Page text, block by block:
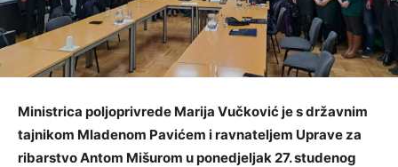
Ministrica poljoprivrede Marija Vučković je s državnim
tajnikom Mladenom Pavićem i ravnateljem Uprave za
ribarstvo Antom Mišurom u ponedjeljak 27. studenog